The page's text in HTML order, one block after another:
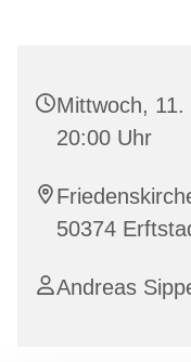
Mittwoch,
20:00 Uhr
50374
Andreas